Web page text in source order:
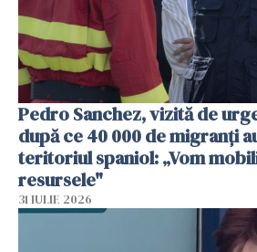
Pedro Sanchez, vizită de
după ce 40 000 de migranți
teritoriul spaniol: „Vom
resursele"
31 IULIE 2026